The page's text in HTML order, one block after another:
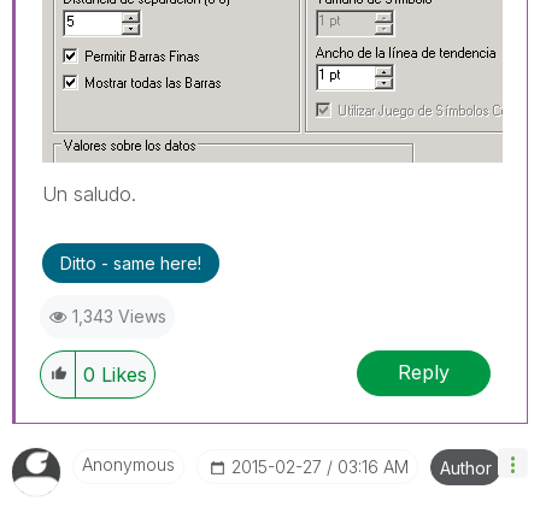
Un saludo.
Ditto - same here!
1,343 Views
0 Likes Reply
Anonymous ‎2015-02-27 03:16 AM Author